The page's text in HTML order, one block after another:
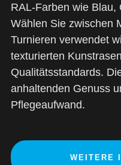
RAL-Farben wie Blau,
Wählen Sie zwischen
Turnieren verwendet
texturierten
Qualitätsstandards.
anhaltenden Genuss
Pflegeaufwand.
WEITERE